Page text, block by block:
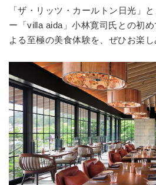
「ザ・リッツ・カールトン日光」
ー「villa aida」小林寛司氏との初
よる至極の美食体験を、ぜひお楽し